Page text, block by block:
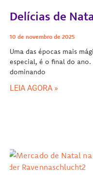
Delícias de
10 de novembro de 2025
Uma das épocas mais
especial, é o final do
dominando
LEIA AGORA »